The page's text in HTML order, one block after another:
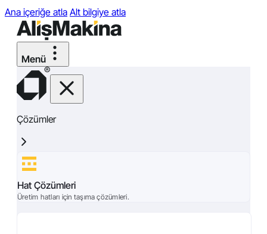
Ana içeriğe atla Alt bilgiye atla
Çözümler
Hat Çözümleri
Üretim hatları için taşıma çözümleri.